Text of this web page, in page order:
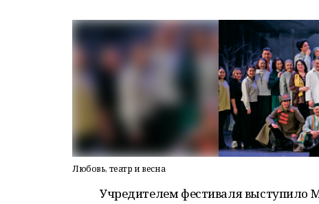
Любовь, театр и весна
Учредителем фестиваля выступило